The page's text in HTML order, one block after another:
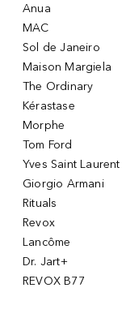
Anua
MAC
Sol de Janeiro
Maison Margiela
The Ordinary
Kérastase
Morphe
Tom Ford
Yves Saint Laurent
Giorgio Armani
Rituals
Revox
Lancôme
Dr. Jart+
REVOX B77